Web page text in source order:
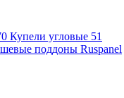
Купели угловые 51
поддоны Ruspanel